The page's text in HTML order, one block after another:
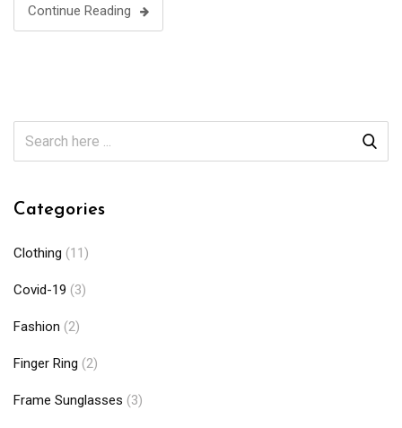
Continue Reading
Categories
Clothing (11)
Covid-19 (3)
Fashion (2)
Finger Ring (2)
Frame Sunglasses (3)